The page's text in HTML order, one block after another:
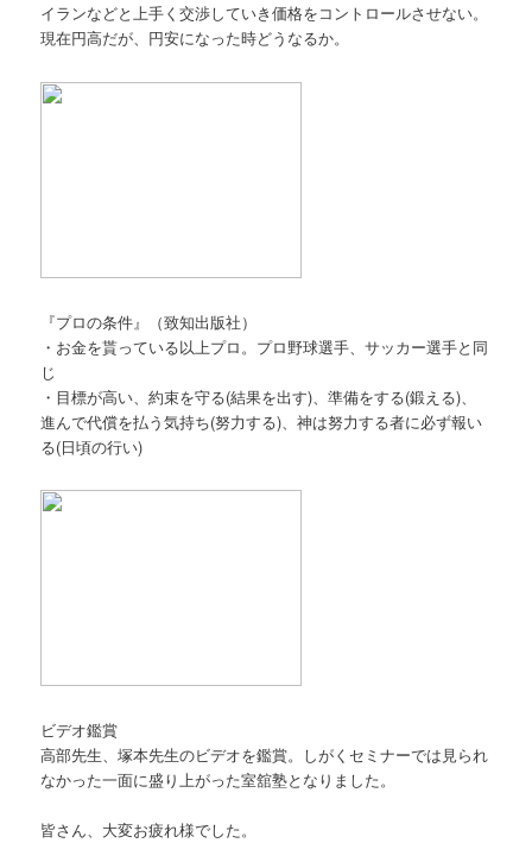
イランなどと上手く交渉していき価格をコントロールさせない。
現在円高だが、円安になった時どうなるか。
『プロの条件』（致知出版社）
・お金を貰っている以上プロ。プロ野球選手、サッカー選手と同
じ
・目標が高い、約束を守る(結果を出す)、準備をする(鍛える)、
進んで代償を払う気持ち(努力する)、神は努力する者に必ず報い
る(日頃の行い)
ビデオ鑑賞
高部先生、塚本先生のビデオを鑑賞。しがくセミナーでは見られ
なかった一面に盛り上がった室舘塾となりました。
皆さん、大変お疲れ様でした。